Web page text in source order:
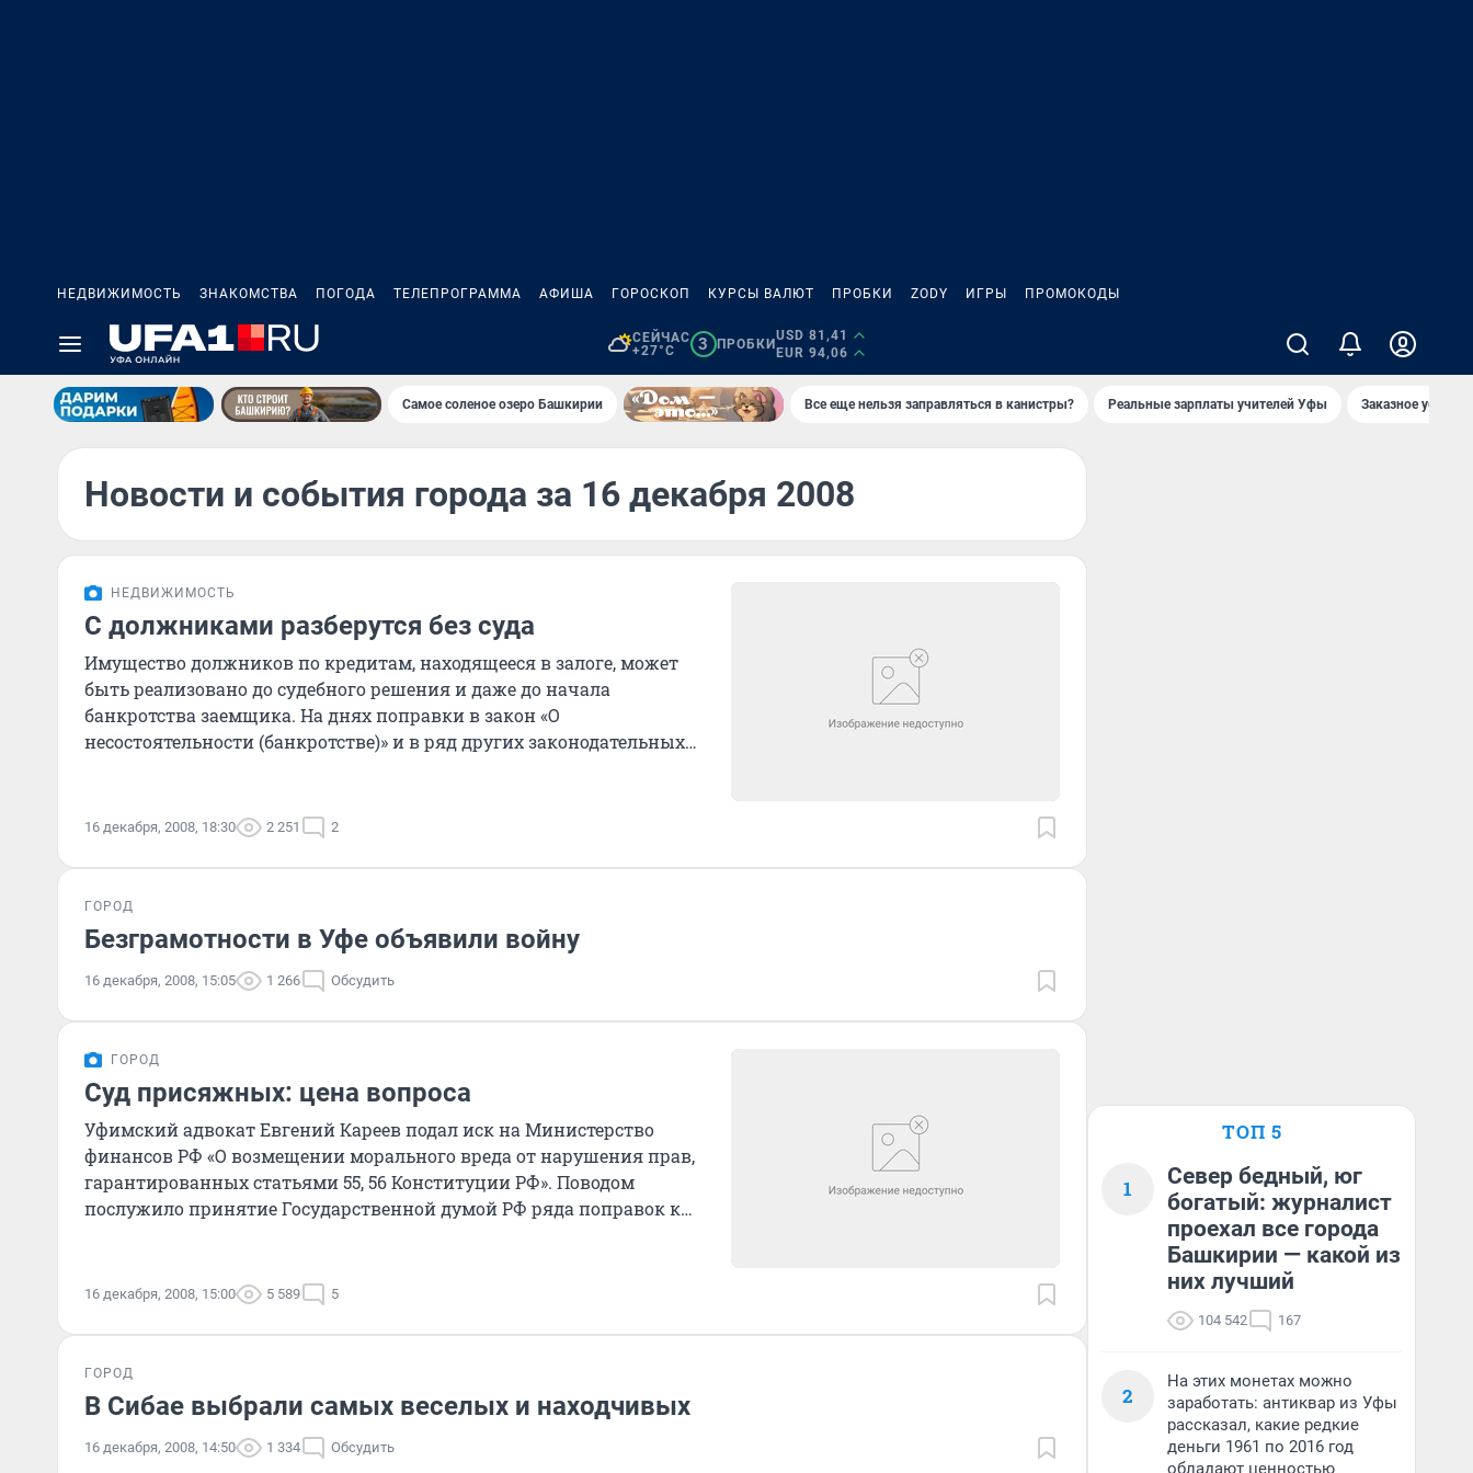
НЕДВИЖИМОСТЬ ЗНАКОМСТВА ПОГОДА ТЕЛЕПРОГРАММА АФИША ГОРОСКОП КУРСЫ ВАЛЮТ ПРОБКИ ZODY ИГРЫ ПРОМОКОДЫ
СЕЙЧАС
+27°C
3 ПРОБКИ
USD 81,41
EUR 94,06
Самое соленое озеро Башкирии Все еще нельзя заправляться в канистры? Реальные зарплаты учителей Уфы Заказное
Новости и события города за 16 декабря 2008
НЕДВИЖИМОСТЬ
С должниками разберутся без суда
Имущество должников по кредитам, находящееся в залоге, может
быть реализовано до судебного решения и даже до начала
банкротства заемщика. На днях поправки в закон «О
несостоятельности (банкротстве)» и в ряд других законодательных
16 декабря, 2008, 18:30 2 251 2
ГОРОД
Безграмотности в Уфе объявили войну
16 декабря, 2008, 15:05 1 266 Обсудить
ГОРОД
Суд присяжных: цена вопроса
Уфимский адвокат Евгений Кареев подал иск на Министерство
финансов РФ «О возмещении морального вреда от нарушения прав,
гарантированных статьями 55, 56 Конституции РФ». Поводом
послужило принятие Государственной думой РФ ряда поправок к
16 декабря, 2008, 15:00 5 589 5
ГОРОД
В Сибае выбрали самых веселых и находчивых
16 декабря, 2008, 14:50 1 334 Обсудить
ТОП 5
1
Север бедный, юг
богатый: журналист
проехал все города
Башкирии — какой из
них лучший
104 542 167
2
На этих монетах можно
заработать: антиквар из Уфы
рассказал, какие редкие
деньги 1961 по 2016 год
обладают ценностью